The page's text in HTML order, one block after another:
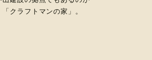
「クラフトマンの家」。